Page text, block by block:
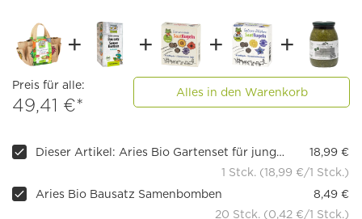
Preis für alle:
49,41 €*
Alles in den Warenkorb
Dieser Artikel: Aries Bio Gartenset für junge Entdecker
18,99 €
1 Stck. (18,99 €/1 Stck.)
Aries Bio Bausatz Samenbomben
8,49 €
20 Stck. (0,42 €/1 Stck.)